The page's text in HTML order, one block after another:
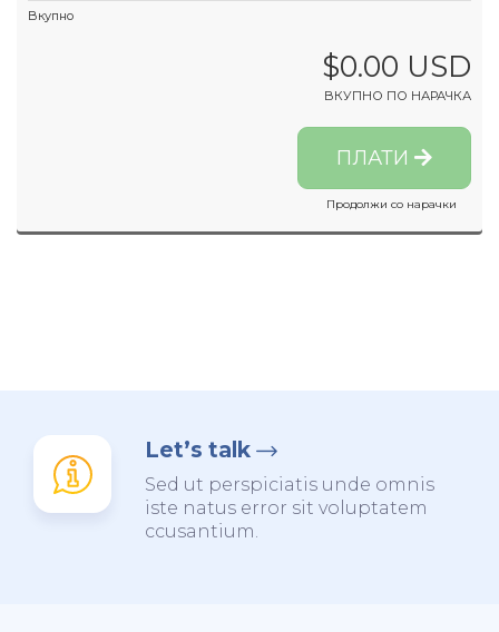
Вкупно
$0.00 USD
ВКУПНО ПО НАРАЧКА
ПЛАТИ
Продолжи со нарачки
Let’s talk
Sed ut perspiciatis unde omnis
iste natus error sit voluptatem
ccusantium.